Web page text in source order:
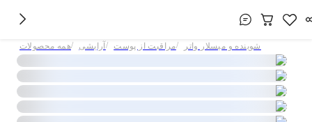
همه محصولات/ آرایشی / مراقبت از پوست/ شوینده و میسلار واتر